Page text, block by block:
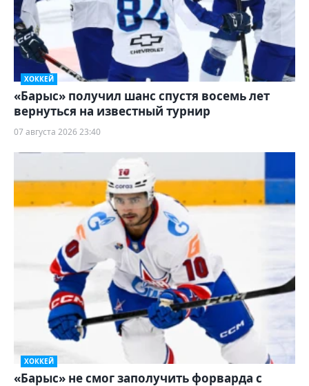
ХОККЕЙ
«Барыс» получил шанс спустя восемь лет
вернуться на известный турнир
07 августа 2026 23:40
ХОККЕЙ
«Барыс» не смог заполучить форварда с